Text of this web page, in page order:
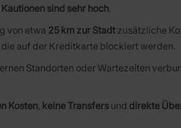
sind sehr hoch.
von etwa 25 km zur Stadt zusätzliche
auf der Kreditkarte blockiert werden.
Standorten oder Wartezeiten
Kosten, keine Transfers und direkte